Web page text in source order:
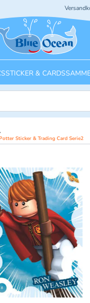
STICKER & CARDS
Sticker & Trading Card Serie2